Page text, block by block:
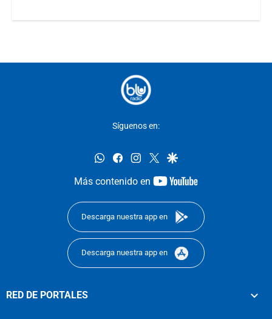
Síguenos en:
whatsappfacebookinstagram
twittergoogle
Más contenido en
youtube-
Descarga nuestra app en
Descarga nuestra app en
RED DE PORTALES